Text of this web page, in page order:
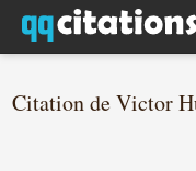
Citation de Victor